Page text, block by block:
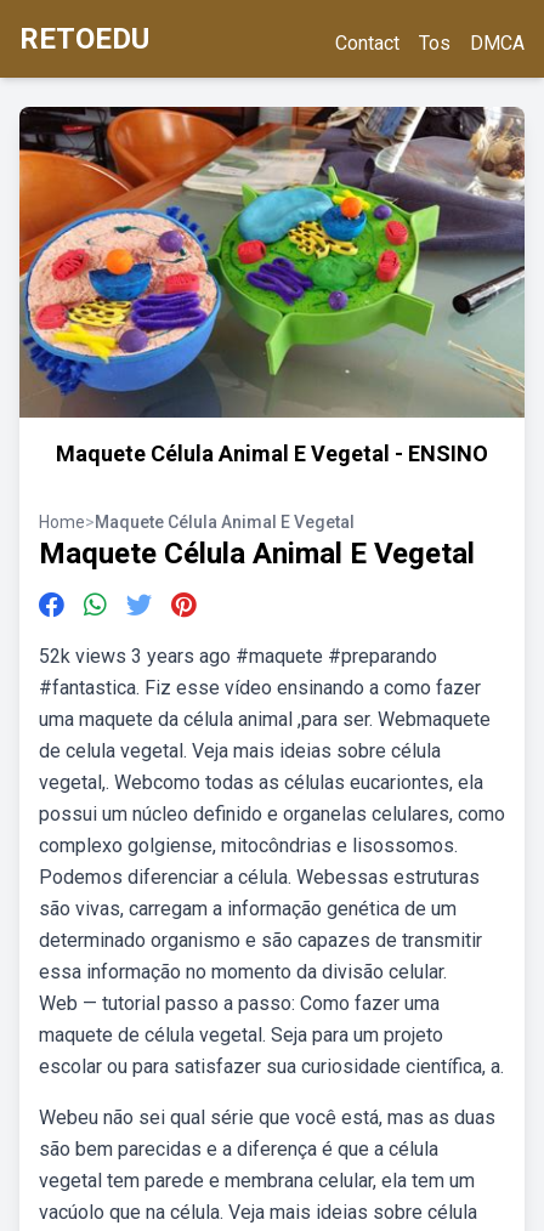
RETOEDU Contact Tos DMCA
Maquete Célula Animal E Vegetal - ENSINO
Home>Maquete Célula Animal E Vegetal
Maquete Célula Animal E Vegetal
52k views 3 years ago #maquete #preparando
#fantastica. Fiz esse vídeo ensinando a como fazer
uma maquete da célula animal ,para ser. Webmaquete
de celula vegetal. Veja mais ideias sobre célula
vegetal,. Webcomo todas as células eucariontes, ela
possui um núcleo definido e organelas celulares, como
complexo golgiense, mitocôndrias e lisossomos.
Podemos diferenciar a célula. Webessas estruturas
são vivas, carregam a informação genética de um
determinado organismo e são capazes de transmitir
essa informação no momento da divisão celular.
Web — tutorial passo a passo: Como fazer uma
maquete de célula vegetal. Seja para um projeto
escolar ou para satisfazer sua curiosidade científica, a.
Webeu não sei qual série que você está, mas as duas
são bem parecidas e a diferença é que a célula
vegetal tem parede e membrana celular, ela tem um
vacúolo que na célula. Veja mais ideias sobre célula